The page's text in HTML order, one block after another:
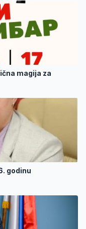
magija za
godinu